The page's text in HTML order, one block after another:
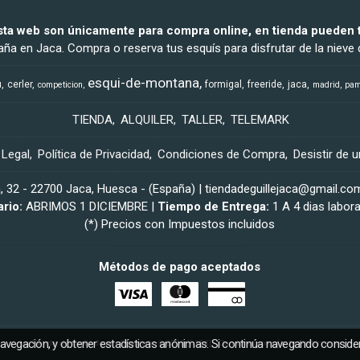
web son únicamente para compra online, en tienda
en Jaca. Compra o reserva tus esquís para disfrutar de la
cerler competicion esqui-de-montana formigal freeride jaca madrid
TIENDA ALQUILER TALLER TELEMARK
Política de Privacidad Condiciones de Compra Desistir de
32 - 22700 Jaca, Huesca - (España) |
ABRIMOS 1 DICIEMBRE | Tiempo de Entrega: 1 A 4 dias
(*) Precios con Impuestos incluidos
Métodos de pago aceptados
La Tienda de Guille Jaca- Copyright © 2026 [5154] - Con la tecnología de Palbin.com
y obtener estadísticas anónimas. Si continúa navegando